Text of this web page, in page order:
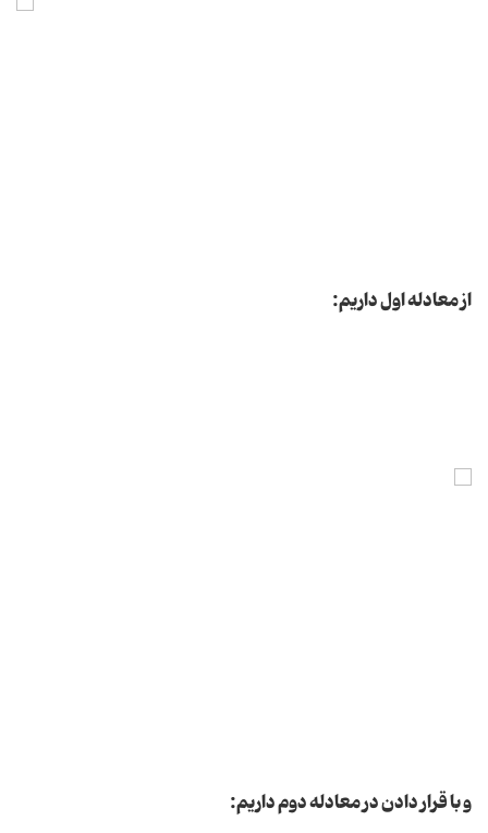
از معادله اول داریم:
و با قرار دادن در معادله دوم داریم: